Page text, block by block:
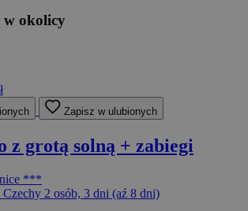
w okolicy
Zapisz w ulubionych
grotą solną + zabiegi
***
Czechy 2 osób, 3 dni (aź 8 dni)